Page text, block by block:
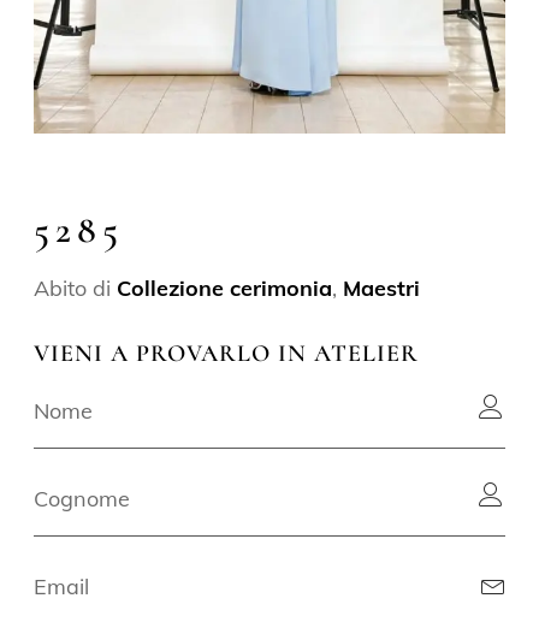
5285
Abito di Collezione cerimonia, Maestri
VIENI A PROVARLO IN ATELIER